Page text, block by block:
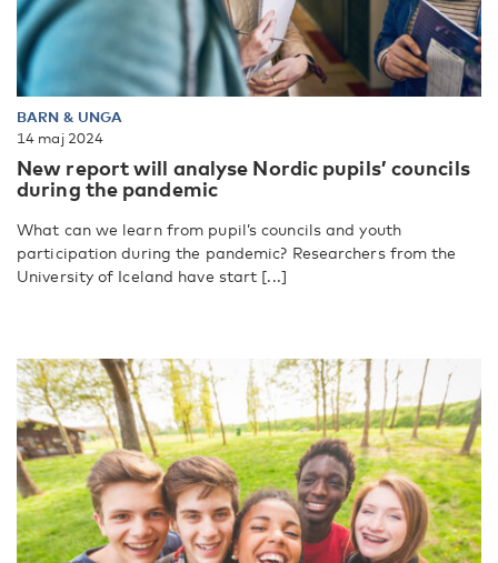
BARN & UNGA
14 maj 2024
New report will analyse Nordic pupils’ councils
during the pandemic
What can we learn from pupil’s councils and youth
participation during the pandemic? Researchers from the
University of Iceland have start [...]